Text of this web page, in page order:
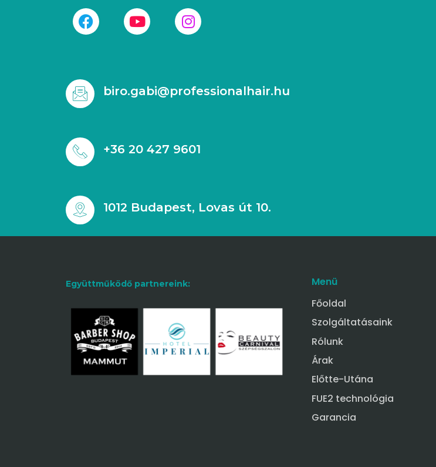
biro.gabi@professionalhair.hu
+36 20 427 9601
1012 Budapest, Lovas út 10.
Együttműködő partnereink:
Menü
Főoldal
Szolgáltatásaink
Rólunk
Árak
Előtte-Utána
FUE2 technológia
Garancia